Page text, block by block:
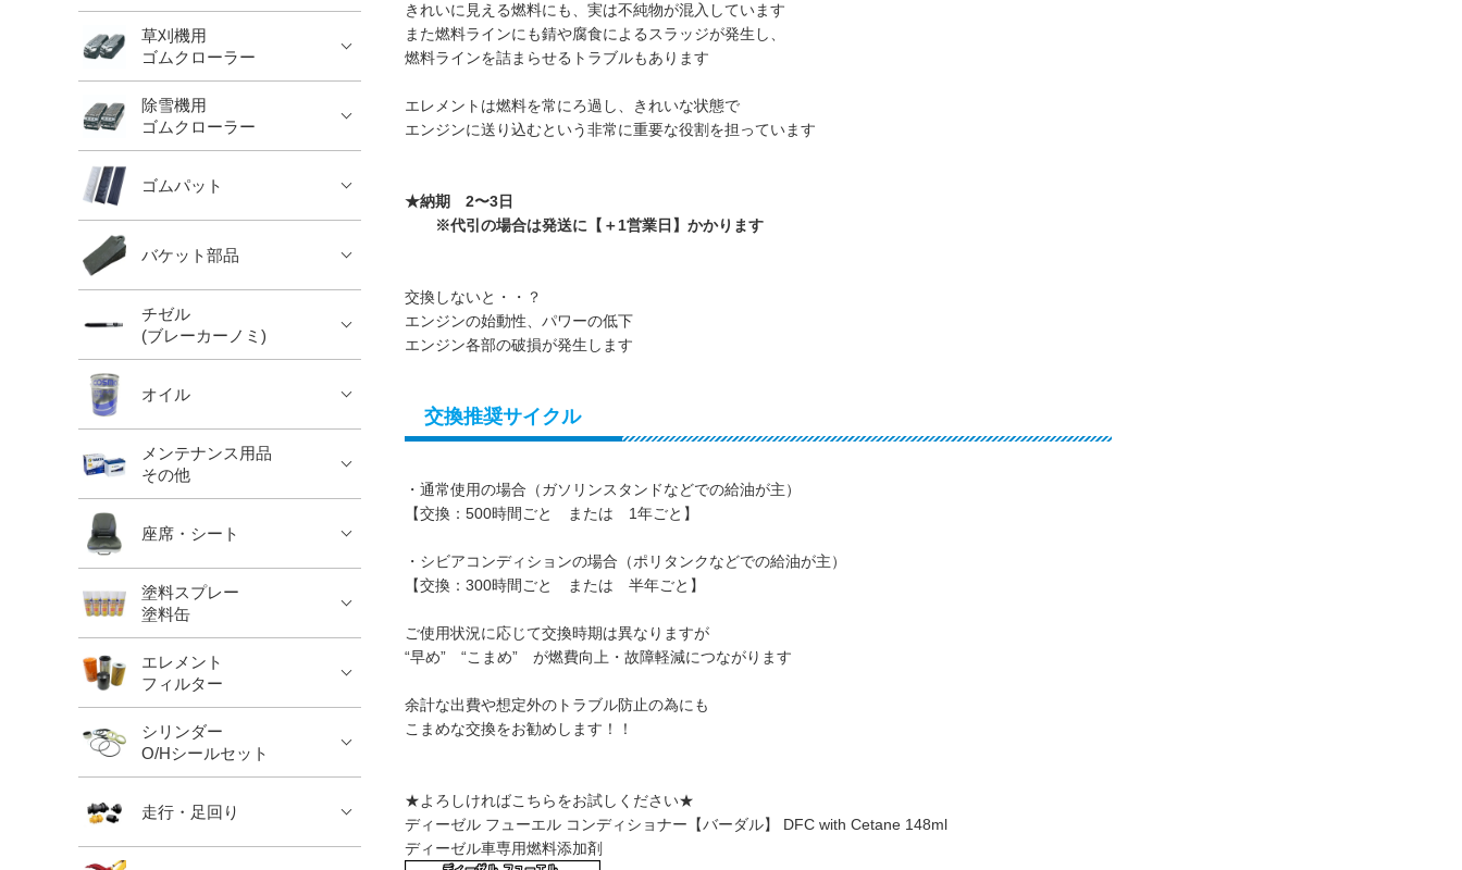
きれいに見える燃料にも、実は不純物が混入しています
また燃料ラインにも錆や腐食によるスラッジが発生し、
燃料ラインを詰まらせるトラブルもあります
エレメントは燃料を常にろ過し、きれいな状態で
エンジンに送り込むという非常に重要な役割を担っています
★納期 2〜3日
※代引の場合は発送に【＋1営業日】かかります
交換しないと・・？
エンジンの始動性、パワーの低下
エンジン各部の破損が発生します
交換推奨サイクル
・通常使用の場合（ガソリンスタンドなどでの給油が主）
【交換：500時間ごと または 1年ごと】
・シビアコンディションの場合（ポリタンクなどでの給油が主）
【交換：300時間ごと または 半年ごと】
ご使用状況に応じて交換時期は異なりますが
“早め” “こまめ” が燃費向上・故障軽減につながります
余計な出費や想定外のトラブル防止の為にも
こまめな交換をお勧めします！！
★よろしければこちらをお試しください★
ディーゼル フューエル コンディショナー【バーダル】 DFC with Cetane 148ml
ディーゼル車専用燃料添加剤
草刈機用
ゴムクローラー
除雪機用
ゴムクローラー
ゴムパット
バケット部品
チゼル
(ブレーカーノミ)
オイル
メンテナンス用品
その他
座席・シート
塗料スプレー
塗料缶
エレメント
フィルター
シリンダー
O/Hシールセット
走行・足回り